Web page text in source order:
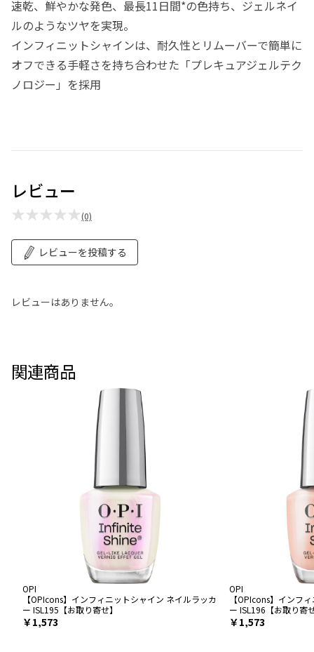
速乾、鮮やかな発色、最長11日間*の色持ち、ジェルネイ
ルのようなツヤを実現。
インフィニットシャインは、耐久性とリムーバーで簡単に
オフできる手軽さを持ち合わせた「プレキュアジェルテク
ノロジー」を採用
レビュー
★★★★★(0)
レビューを投稿する
レビューはありません。
関連商品
OPI
【OPIcons】インフィニットシャイン ネイルラッカ
ー ISL195【お取り寄せ】
￥1,573
OPI
【OPIcons】インフ
ー ISL196【お取り寄
￥1,573